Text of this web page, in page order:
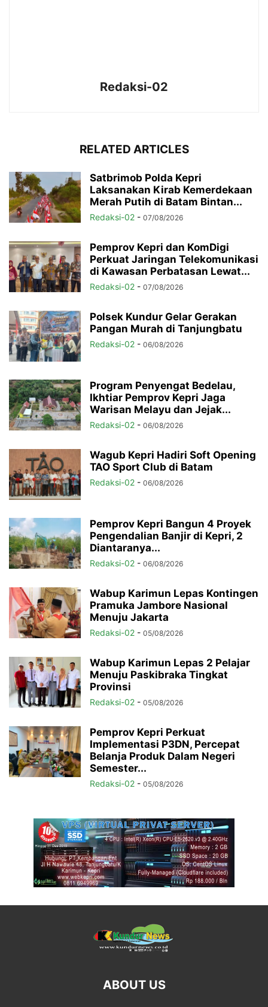
Redaksi-02
RELATED ARTICLES
Satbrimob Polda Kepri
Laksanakan Kirab Kemerdekaan
Merah Putih di Batam Bintan...
Redaksi-02 - 07/08/2026
Pemprov Kepri dan KomDigi
Perkuat Jaringan Telekomunikasi
di Kawasan Perbatasan Lewat...
Redaksi-02 - 07/08/2026
Polsek Kundur Gelar Gerakan
Pangan Murah di Tanjungbatu
Redaksi-02 - 06/08/2026
Program Penyengat Bedelau,
Ikhtiar Pemprov Kepri Jaga
Warisan Melayu dan Jejak...
Redaksi-02 - 06/08/2026
Wagub Kepri Hadiri Soft Opening
TAO Sport Club di Batam
Redaksi-02 - 06/08/2026
Pemprov Kepri Bangun 4 Proyek
Pengendalian Banjir di Kepri, 2
Diantaranya...
Redaksi-02 - 06/08/2026
Wabup Karimun Lepas Kontingen
Pramuka Jambore Nasional
Menuju Jakarta
Redaksi-02 - 05/08/2026
Wabup Karimun Lepas 2 Pelajar
Menuju Paskibraka Tingkat
Provinsi
Redaksi-02 - 05/08/2026
Pemprov Kepri Perkuat
Implementasi P3DN, Percepat
Belanja Produk Dalam Negeri
Semester...
Redaksi-02 - 05/08/2026
ABOUT US